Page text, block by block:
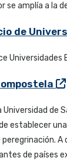
se amplía a la
de
Universidad de
establecer
de países